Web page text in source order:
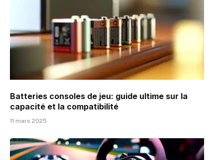
Batteries consoles de jeu: guide ultime sur la
capacité et la compatibilité
11 mars 2025